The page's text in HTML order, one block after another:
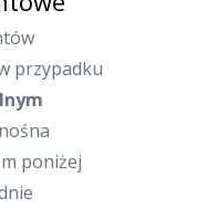
przypadku
poniżej